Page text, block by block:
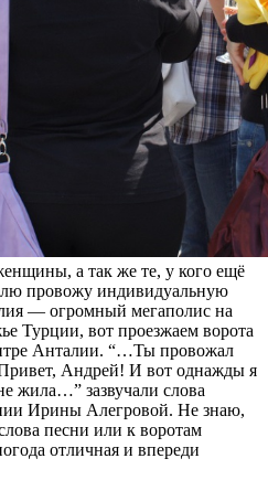
а так же те, у кого ещё
провожу индивидуальную
— огромный мегаполис на
Турции, вот проезжаем ворота
Анталии. “…Ты провожал
Андрей! И вот однажды я
жила…” зазвучали слова
Ирины Алегровой. Не знаю,
песни или к воротам
отличная и впереди